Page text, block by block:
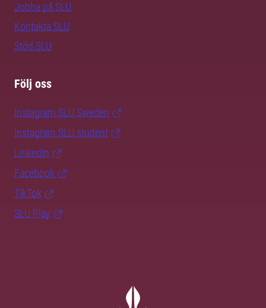
Jobba på SLU
Kontakta SLU
Stöd SLU
Följ oss
Instagram SLU.Sweden
Instagram SLU.student
LinkedIn
Facebook
TikTok
SLU Play